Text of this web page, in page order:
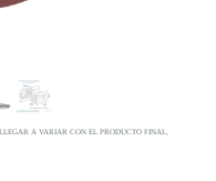
A VARIAR CON EL PRODUCTO FINAL,